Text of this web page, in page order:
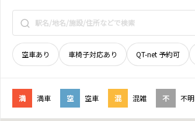
空車あり 車椅子対応あり QT-net 予約可
満 満車 空 空車 混 混雑 不 不明